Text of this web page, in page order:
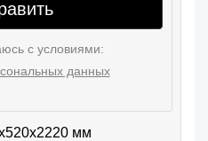
с условиями:
данных
мм